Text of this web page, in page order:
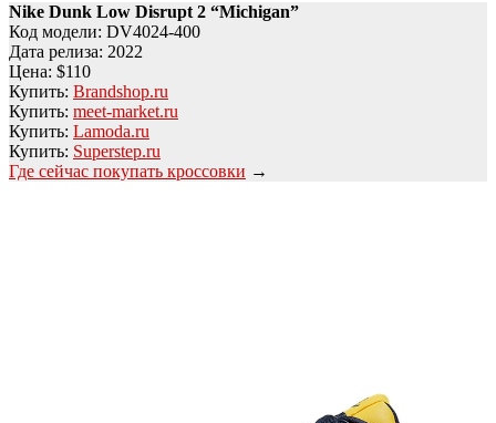
Nike Dunk Low Disrupt 2 “Michigan”
Код модели: DV4024-400
Дата релиза: 2022
Цена: $110
Купить: Brandshop.ru
Купить: meet-market.ru
Купить: Lamoda.ru
Купить: Superstep.ru
Где сейчас покупать кроссовки →